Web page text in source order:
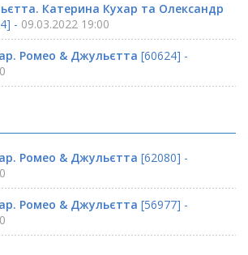
Катерина Кухар та Олександр
- 09.03.2022 19:00
Ромео & Джульєтта [60624] -
Ромео & Джульєтта [62080] -
Ромео & Джульєтта [56977] -